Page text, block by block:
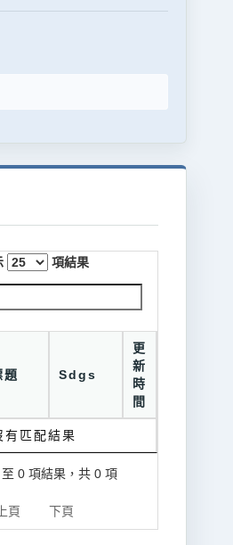
項結果
題 Sdgs
更
新
時
間
有匹配結果
0 項結果，共 0 項
上頁 下頁